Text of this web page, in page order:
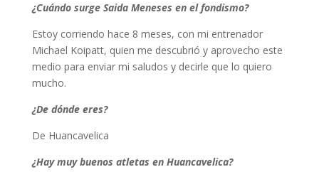
¿Cuándo surge Saida Meneses en el fondismo?
Estoy corriendo hace 8 meses, con mi entrenador
Michael Koipatt, quien me descubrió y aprovecho este
medio para enviar mi saludos y decirle que lo quiero
mucho.
¿De dónde eres?
De Huancavelica
¿Hay muy buenos atletas en Huancavelica?